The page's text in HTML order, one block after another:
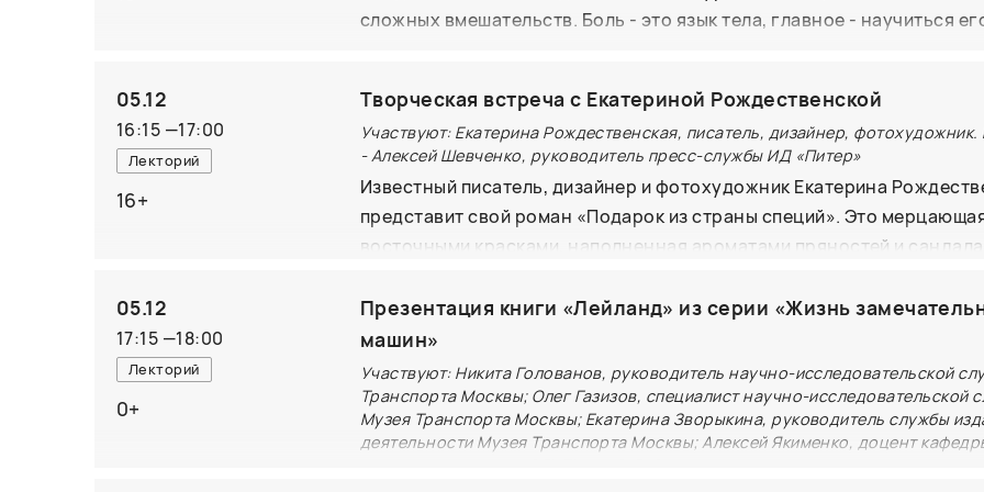
Мы также обсудим, как современные авторы используют азиатские
такими привлекательными и захватывающими для людей разных
культур.
сложных вмешательств. Боль - это язык тела, главное - научиться
самопомощи, разработанная автором, научит вас понимать сигналы
избавляться от болей в зависимости от их типа и места. • Простой
сложных медицинских терминов • QR-коды с видеоматериалами •
техники самопомощи • Синтез восточной и западной медицины •
лучше узнать свое тело и договориться с ним На встрече автор
05.12
16:15 —17:00
Лекторий
16+
Творческая встреча с Екатериной Рождественской
Участвуют: Екатерина Рождественская, писатель, дизайнер,
- Алексей Шевченко, руководитель пресс-службы ИД «Питер»
Известный писатель, дизайнер и фотохудожник Екатерина
представит свой роман «Подарок из страны специй». Это
восточными красками, наполненная ароматами пряностей и сандала,
счастье, своей семье, мечте иметь детей, философском отношении к
жизни в Индии – об этом и не только мы поговорим на встрече с
Рождественской.
05.12
17:15 —18:00
Лекторий
0+
Презентация книги «Лейланд» из серии «Жизнь
машин»
Участвуют: Никита Голованов, руководитель научно-исследовательской
Транспорта Москвы; Олег Газизов, специалист научно-исследовательской
Музея Транспорта Москвы; Екатерина Зворыкина, руководитель службы
деятельности Музея Транспорта Москвы; Алексей Якименко, доцент